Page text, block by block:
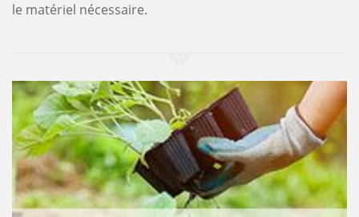
le matériel nécessaire.